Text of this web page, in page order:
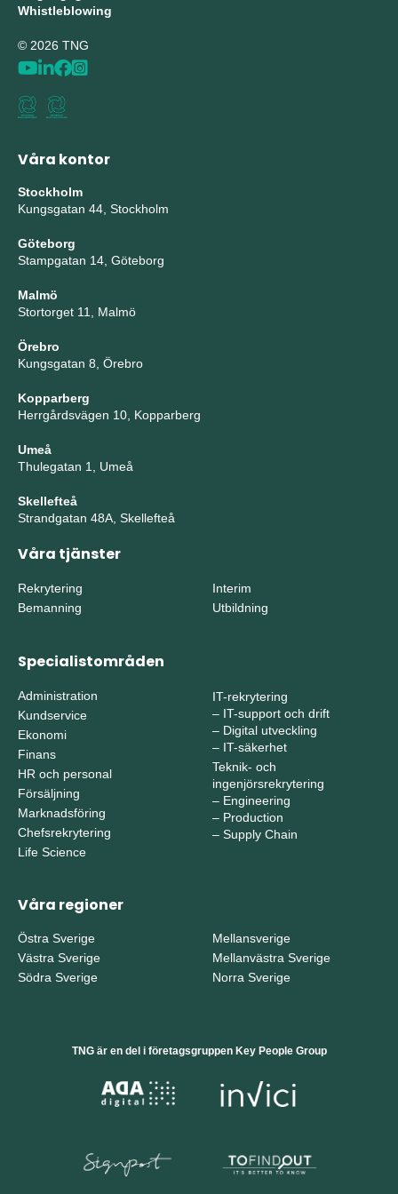
Whistleblowing
© 2026 TNG
Våra kontor
Stockholm
Kungsgatan 44, Stockholm
Göteborg
Stampgatan 14, Göteborg
Malmö
Stortorget 11, Malmö
Örebro
Kungsgatan 8, Örebro
Kopparberg
Herrgårdsvägen 10, Kopparberg
Umeå
Thulegatan 1, Umeå
Skellefteå
Strandgatan 48A, Skellefteå
Våra tjänster
Rekrytering
Bemanning
Interim
Utbildning
Specialistområden
Administration
Kundservice
Ekonomi
Finans
HR och personal
Försäljning
Marknadsföring
Chefsrekrytering
Life Science
IT-rekrytering
– IT-support och drift
– Digital utveckling
– IT-säkerhet
Teknik- och
ingenjörsrekrytering
– Engineering
– Production
– Supply Chain
Våra regioner
Östra Sverige
Västra Sverige
Södra Sverige
Mellansverige
Mellanvästra Sverige
Norra Sverige
TNG är en del i företagsgruppen Key People Group